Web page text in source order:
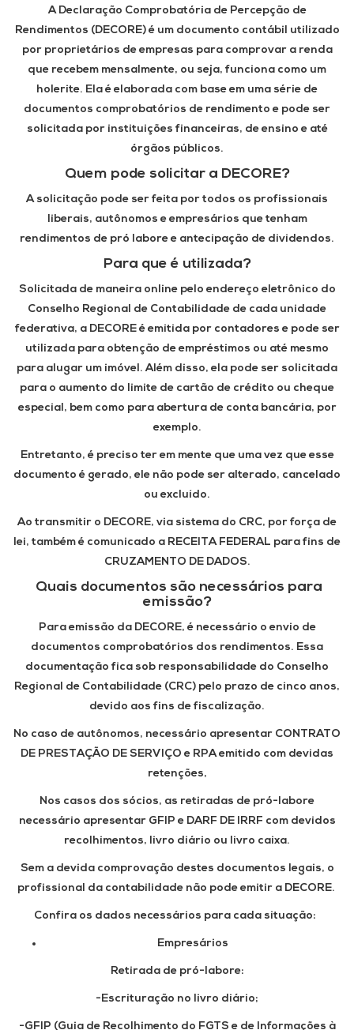
A Declaração Comprobatória de Percepção de
Rendimentos (DECORE) é um documento contábil utilizado
por proprietários de empresas para comprovar a renda
que recebem mensalmente, ou seja, funciona como um
holerite. Ela é elaborada com base em uma série de
documentos comprobatórios de rendimento e pode ser
solicitada por instituições financeiras, de ensino e até
órgãos públicos.
Quem pode solicitar a DECORE?
A solicitação pode ser feita por todos os profissionais
liberais, autônomos e empresários que tenham
rendimentos de pró labore e antecipação de dividendos.
Para que é utilizada?
Solicitada de maneira online pelo endereço eletrônico do
Conselho Regional de Contabilidade de cada unidade
federativa, a DECORE é emitida por contadores e pode ser
utilizada para obtenção de empréstimos ou até mesmo
para alugar um imóvel. Além disso, ela pode ser solicitada
para o aumento do limite de cartão de crédito ou cheque
especial, bem como para abertura de conta bancária, por
exemplo.
Entretanto, é preciso ter em mente que uma vez que esse
documento é gerado, ele não pode ser alterado, cancelado
ou excluído.
Ao transmitir o DECORE, via sistema do CRC, por força de
lei, também é comunicado a RECEITA FEDERAL para fins de
CRUZAMENTO DE DADOS.
Quais documentos são necessários para
emissão?
Para emissão da DECORE, é necessário o envio de
documentos comprobatórios dos rendimentos. Essa
documentação fica sob responsabilidade do Conselho
Regional de Contabilidade (CRC) pelo prazo de cinco anos,
devido aos fins de fiscalização.
No caso de autônomos, necessário apresentar CONTRATO
DE PRESTAÇÃO DE SERVIÇO e RPA emitido com devidas
retenções,
Nos casos dos sócios, as retiradas de pró-labore
necessário apresentar GFIP e DARF DE IRRF com devidos
recolhimentos, livro diário ou livro caixa.
Sem a devida comprovação destes documentos legais, o
profissional da contabilidade não pode emitir a DECORE.
Confira os dados necessários para cada situação:
Empresários
Retirada de pró-labore:
-Escrituração no livro diário;
-GFIP (Guia de Recolhimento do FGTS e de Informações à